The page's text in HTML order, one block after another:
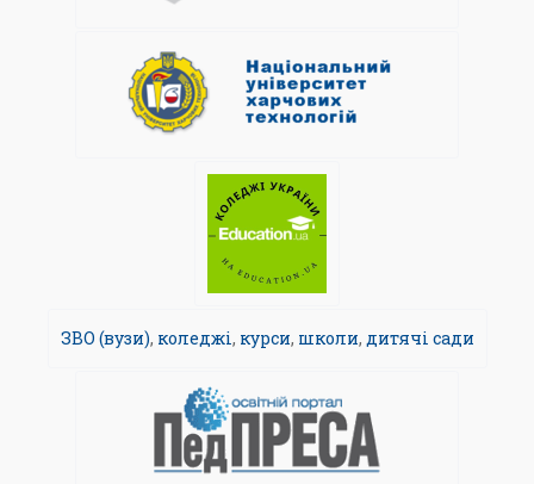
ЗВО (вузи), коледжі, курси, школи, дитячі сади